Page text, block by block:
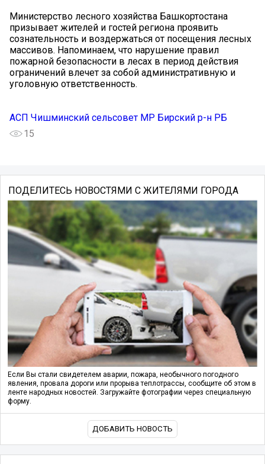
Министерство лесного хозяйства Башкортостана
призывает жителей и гостей региона проявить
сознательность и воздержаться от посещения лесных
массивов. Напоминаем, что нарушение правил
пожарной безопасности в лесах в период действия
ограничений влечет за собой административную и
уголовную ответственность.
АСП Чишминский сельсовет МР Бирский р-н РБ
15
ПОДЕЛИТЕСЬ НОВОСТЯМИ С ЖИТЕЛЯМИ ГОРОДА
Если Вы стали свидетелем аварии, пожара, необычного погодного
явления, провала дороги или прорыва теплотрассы, сообщите об этом в
ленте народных новостей. Загружайте фотографии через специальную
форму.
ДОБАВИТЬ НОВОСТЬ